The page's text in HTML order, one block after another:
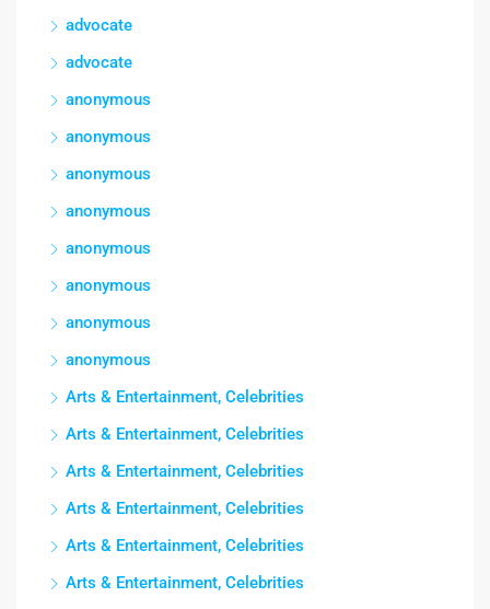
advocate
advocate
anonymous
anonymous
anonymous
anonymous
anonymous
anonymous
anonymous
anonymous
Arts & Entertainment, Celebrities
Arts & Entertainment, Celebrities
Arts & Entertainment, Celebrities
Arts & Entertainment, Celebrities
Arts & Entertainment, Celebrities
Arts & Entertainment, Celebrities